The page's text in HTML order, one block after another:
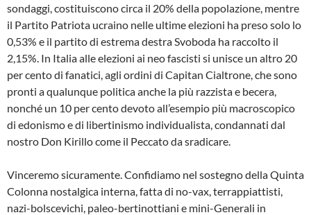
sondaggi, costituiscono circa il 20% della popolazione, mentre
il Partito Patriota ucraino nelle ultime elezioni ha preso solo lo
0,53% e il partito di estrema destra Svoboda ha raccolto il
2,15%. In Italia alle elezioni ai neo fascisti si unisce un altro 20
per cento di fanatici, agli ordini di Capitan Cialtrone, che sono
pronti a qualunque politica anche la più razzista e becera,
nonché un 10 per cento devoto all’esempio più macroscopico
di edonismo e di libertinismo individualista, condannati dal
nostro Don Kirillo come il Peccato da sradicare.
Vinceremo sicuramente. Confidiamo nel sostegno della Quinta
Colonna nostalgica interna, fatta di no-vax, terrappiattisti,
nazi-bolscevichi, paleo-bertinottiani e mini-Generali in